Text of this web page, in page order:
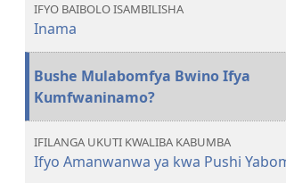
IFYO BAIBOLO ISAMBILISHA
Inama
Bushe Mulabomfya Bwino Ifya
Kumfwaninamo?
IFILANGA UKUTI KWALIBA KABUMBA
Ifyo Amanwanwa ya kwa Pushi